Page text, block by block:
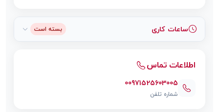
ساعات کاری بسته است
اطلاعات تماس
00971525603005
شماره تلفن